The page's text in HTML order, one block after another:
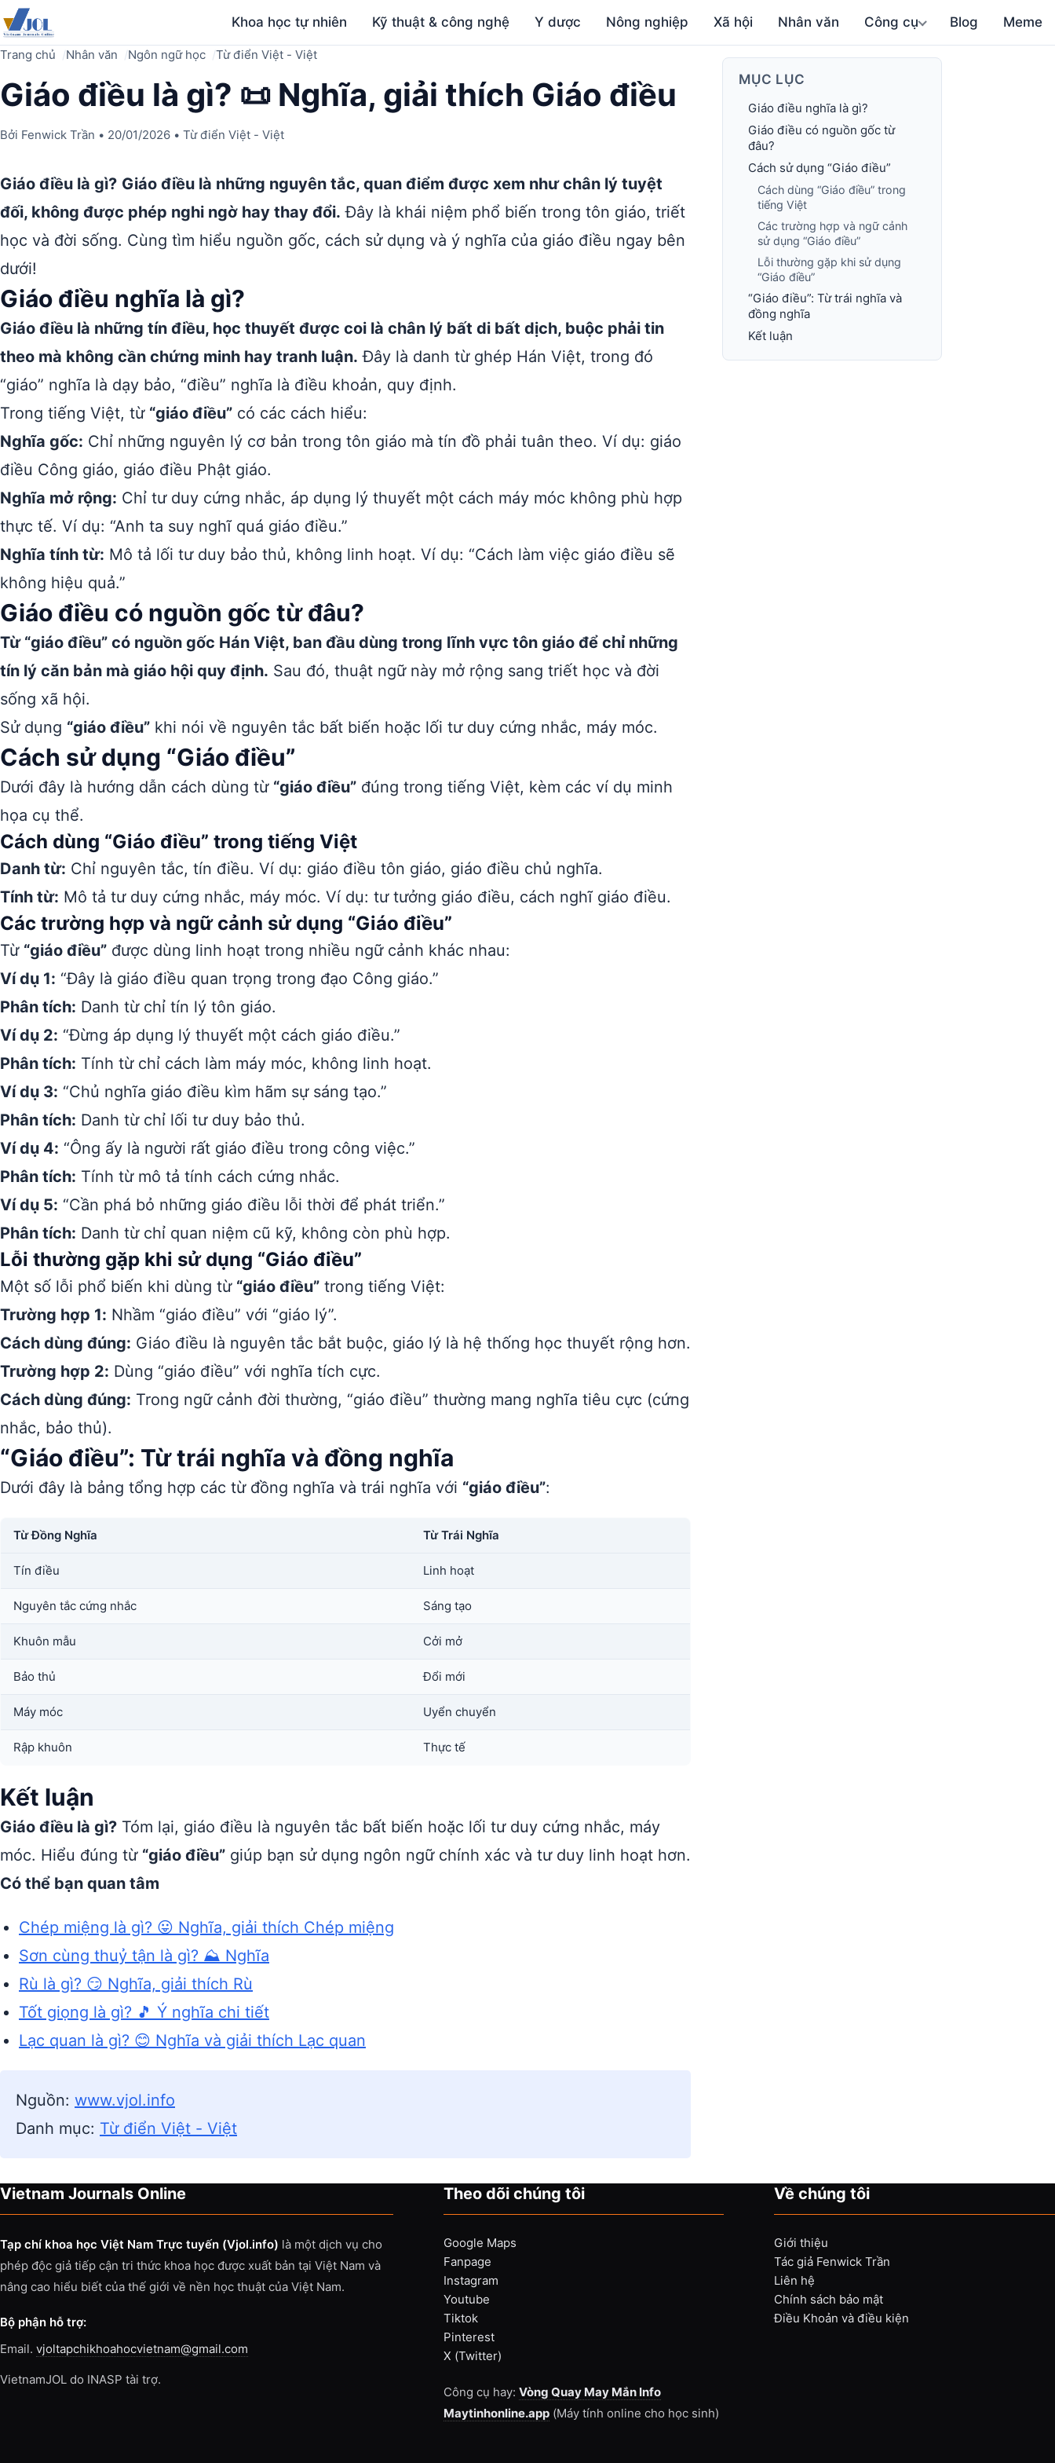
Khoa học tự nhiên Kỹ thuật & công nghệ Y dược Nông nghiệp Xã hội Nhân văn Công cụ Blog Meme
Trang chủ Nhân văn Ngôn ngữ học Từ điển Việt - Việt
Giáo điều là gì? 📜 Nghĩa, giải thích Giáo điều
Bởi Fenwick Trần • 20/01/2026 • Từ điển Việt - Việt
Giáo điều là gì? Giáo điều là những nguyên tắc, quan điểm được xem như chân lý tuyệt
đối, không được phép nghi ngờ hay thay đổi. Đây là khái niệm phổ biến trong tôn giáo, triết
học và đời sống. Cùng tìm hiểu nguồn gốc, cách sử dụng và ý nghĩa của giáo điều ngay bên
dưới!
Giáo điều nghĩa là gì?
Giáo điều là những tín điều, học thuyết được coi là chân lý bất di bất dịch, buộc phải tin
theo mà không cần chứng minh hay tranh luận. Đây là danh từ ghép Hán Việt, trong đó
“giáo” nghĩa là dạy bảo, “điều” nghĩa là điều khoản, quy định.
Trong tiếng Việt, từ “giáo điều” có các cách hiểu:
Nghĩa gốc: Chỉ những nguyên lý cơ bản trong tôn giáo mà tín đồ phải tuân theo. Ví dụ: giáo
điều Công giáo, giáo điều Phật giáo.
Nghĩa mở rộng: Chỉ tư duy cứng nhắc, áp dụng lý thuyết một cách máy móc không phù hợp
thực tế. Ví dụ: “Anh ta suy nghĩ quá giáo điều.”
Nghĩa tính từ: Mô tả lối tư duy bảo thủ, không linh hoạt. Ví dụ: “Cách làm việc giáo điều sẽ
không hiệu quả.”
Giáo điều có nguồn gốc từ đâu?
Từ “giáo điều” có nguồn gốc Hán Việt, ban đầu dùng trong lĩnh vực tôn giáo để chỉ những
tín lý căn bản mà giáo hội quy định. Sau đó, thuật ngữ này mở rộng sang triết học và đời
sống xã hội.
Sử dụng “giáo điều” khi nói về nguyên tắc bất biến hoặc lối tư duy cứng nhắc, máy móc.
Cách sử dụng “Giáo điều”
Dưới đây là hướng dẫn cách dùng từ “giáo điều” đúng trong tiếng Việt, kèm các ví dụ minh
họa cụ thể.
Cách dùng “Giáo điều” trong tiếng Việt
Danh từ: Chỉ nguyên tắc, tín điều. Ví dụ: giáo điều tôn giáo, giáo điều chủ nghĩa.
Tính từ: Mô tả tư duy cứng nhắc, máy móc. Ví dụ: tư tưởng giáo điều, cách nghĩ giáo điều.
Các trường hợp và ngữ cảnh sử dụng “Giáo điều”
Từ “giáo điều” được dùng linh hoạt trong nhiều ngữ cảnh khác nhau:
Ví dụ 1: “Đây là giáo điều quan trọng trong đạo Công giáo.”
Phân tích: Danh từ chỉ tín lý tôn giáo.
Ví dụ 2: “Đừng áp dụng lý thuyết một cách giáo điều.”
Phân tích: Tính từ chỉ cách làm máy móc, không linh hoạt.
Ví dụ 3: “Chủ nghĩa giáo điều kìm hãm sự sáng tạo.”
Phân tích: Danh từ chỉ lối tư duy bảo thủ.
Ví dụ 4: “Ông ấy là người rất giáo điều trong công việc.”
Phân tích: Tính từ mô tả tính cách cứng nhắc.
Ví dụ 5: “Cần phá bỏ những giáo điều lỗi thời để phát triển.”
Phân tích: Danh từ chỉ quan niệm cũ kỹ, không còn phù hợp.
Lỗi thường gặp khi sử dụng “Giáo điều”
Một số lỗi phổ biến khi dùng từ “giáo điều” trong tiếng Việt:
Trường hợp 1: Nhầm “giáo điều” với “giáo lý”.
Cách dùng đúng: Giáo điều là nguyên tắc bắt buộc, giáo lý là hệ thống học thuyết rộng hơn.
Trường hợp 2: Dùng “giáo điều” với nghĩa tích cực.
Cách dùng đúng: Trong ngữ cảnh đời thường, “giáo điều” thường mang nghĩa tiêu cực (cứng
nhắc, bảo thủ).
“Giáo điều”: Từ trái nghĩa và đồng nghĩa
Dưới đây là bảng tổng hợp các từ đồng nghĩa và trái nghĩa với “giáo điều”:
Từ Đồng Nghĩa Từ Trái Nghĩa
Tín điều Linh hoạt
Nguyên tắc cứng nhắc Sáng tạo
Khuôn mẫu Cởi mở
Bảo thủ Đổi mới
Máy móc Uyển chuyển
Rập khuôn Thực tế
Kết luận
Giáo điều là gì? Tóm lại, giáo điều là nguyên tắc bất biến hoặc lối tư duy cứng nhắc, máy
móc. Hiểu đúng từ “giáo điều” giúp bạn sử dụng ngôn ngữ chính xác và tư duy linh hoạt hơn.
Có thể bạn quan tâm
Chép miệng là gì? 😛 Nghĩa, giải thích Chép miệng
Sơn cùng thuỷ tận là gì? ⛰️ Nghĩa
Rù là gì? 😏 Nghĩa, giải thích Rù
Tốt giọng là gì? 🎵 Ý nghĩa chi tiết
Lạc quan là gì? 😊 Nghĩa và giải thích Lạc quan
Nguồn: www.vjol.info
Danh mục: Từ điển Việt - Việt
MỤC LỤC
Giáo điều nghĩa là gì?
Giáo điều có nguồn gốc từ
đâu?
Cách sử dụng “Giáo điều”
Cách dùng “Giáo điều” trong
tiếng Việt
Các trường hợp và ngữ cảnh
sử dụng “Giáo điều”
Lỗi thường gặp khi sử dụng
“Giáo điều”
“Giáo điều”: Từ trái nghĩa và
đồng nghĩa
Kết luận
Vietnam Journals Online
Tạp chí khoa học Việt Nam Trực tuyến (Vjol.info) là một dịch vụ cho
phép độc giả tiếp cận tri thức khoa học được xuất bản tại Việt Nam và
nâng cao hiểu biết của thế giới về nền học thuật của Việt Nam.
Bộ phận hỗ trợ:
Email. vjoltapchikhoahocvietnam@gmail.com
VietnamJOL do INASP tài trợ.
Theo dõi chúng tôi
Google Maps
Fanpage
Instagram
Youtube
Tiktok
Pinterest
X (Twitter)
Công cụ hay: Vòng Quay May Mắn Info
Maytinhonline.app(Máy tính online cho học sinh)
Về chúng tôi
Giới thiệu
Tác giả Fenwick Trần
Liên hệ
Chính sách bảo mật
Điều Khoản và điều kiện